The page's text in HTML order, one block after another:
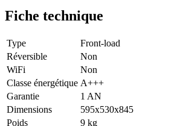
Fiche technique
Type
Front-load
Réversible
Non
WiFi
Non
Classe énergétique A+++
Garantie
1 AN
Dimensions
595x530x845
Poids
9 kg